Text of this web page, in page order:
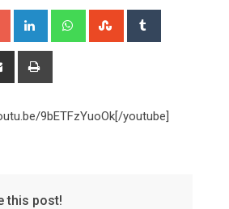
Google+ LinkedIn WhatsappStumbleUpon
Share
9bETFzYuoOk[/youtube]
this post!